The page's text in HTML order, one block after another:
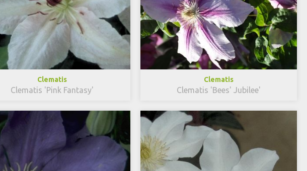
Clematis
Clematis 'Pink Fantasy'
Clematis
Clematis 'Bees' Jubilee'